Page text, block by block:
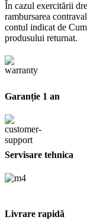
În cazul exercitării
rambursarea
contul indicat de
produsului returnat.
Garanție 1 an
Servisare tehnica
Livrare rapidă